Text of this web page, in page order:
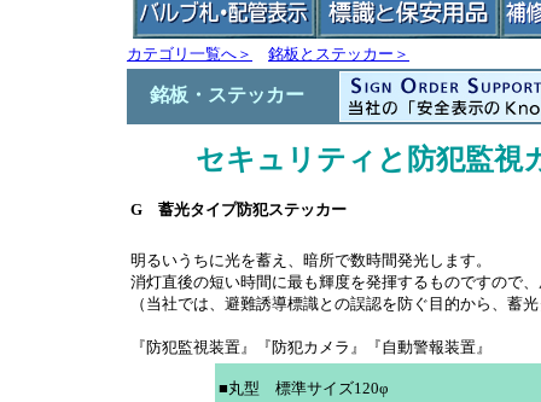
カテゴリ一覧へ＞ 銘板とステッカー＞
銘板・ステッカー
セキュリティと防犯監
G 蓄光タイプ防犯ステッカー
明るいうちに光を蓄え、暗所で数時間発光します。
消灯直後の短い時間に最も輝度を発揮するものですので
（当社では、避難誘導標識との誤認を防ぐ目的から、蓄
『防犯監視装置』『防犯カメラ』『自動警報装置』
■丸型 標準サイズ120φ